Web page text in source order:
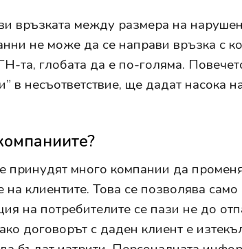
връзката между размера на
не може да се направи връзка с
та, глобата да е по-голяма.
в несъответствие, ще дадат насока
принудят много компании да
клиентите. Това се позволява
на потребителите се пази не до
договорът с даден клиент е